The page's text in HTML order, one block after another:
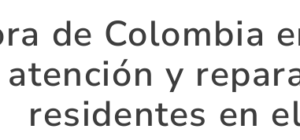
de Colombia
y
residentes en